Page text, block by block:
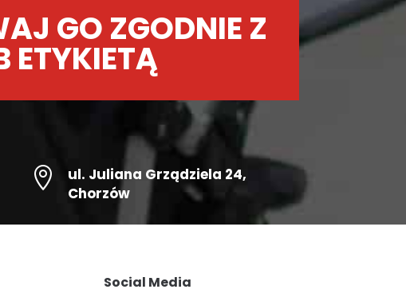
GO ZGODNIE Z
ETYKIETĄ
 ul. Juliana Grządziela 24,
Chorzów
Social Media